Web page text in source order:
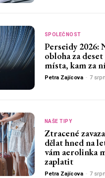
SPOLEČNOST
Perseidy 2026:
obloha za
místa, kam za
Petra Zajícova - 7
NAŠE TIPY
Ztracené
dělat hned na
vám aerolinka
zaplatit
Petra Zajícova - 7